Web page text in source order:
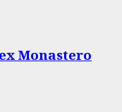
Monastero